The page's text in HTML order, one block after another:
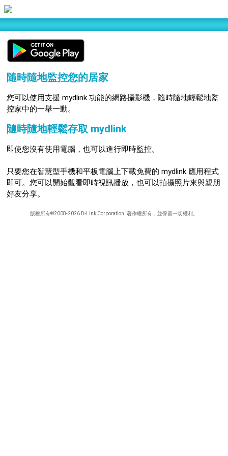
隨時隨地監控您的居家
您可以使用支援 mydlink 功能的網路攝影機，隨時隨地輕鬆地監
控家中的一舉一動。
隨時隨地輕鬆存取 mydlink
即使您沒有使用電腦，也可以進行即時監控。
只要您在智慧型手機和平板電腦上下載免費的 mydlink 應用程式
即可。您可以開始觀看即時視訊播放，也可以拍攝照片來與親朋
好友分享。
版權所有©2008-2026 D-Link Corporation. 著作權所有，並保留一切權利。